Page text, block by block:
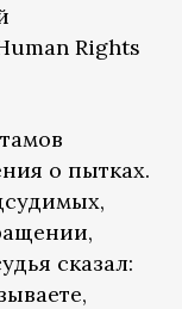
Rights
о пытках.
сказал: